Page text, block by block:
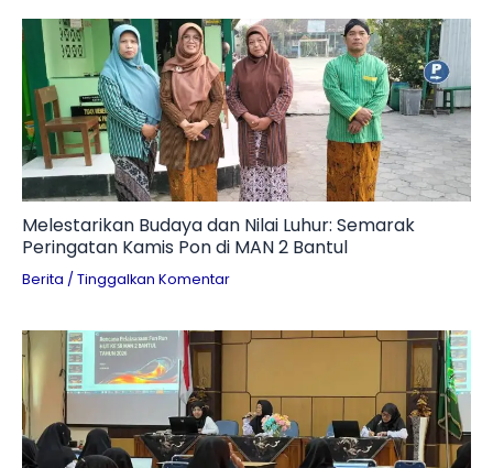
Melestarikan Budaya dan Nilai Luhur: Semarak
Peringatan Kamis Pon di MAN 2 Bantul
Berita / Tinggalkan Komentar